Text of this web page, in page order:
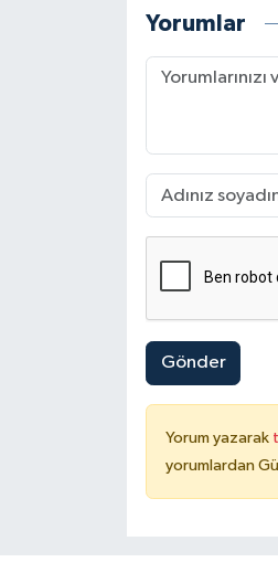
Yorumlar
Gönder
Yorum yazarak
yorumlardan